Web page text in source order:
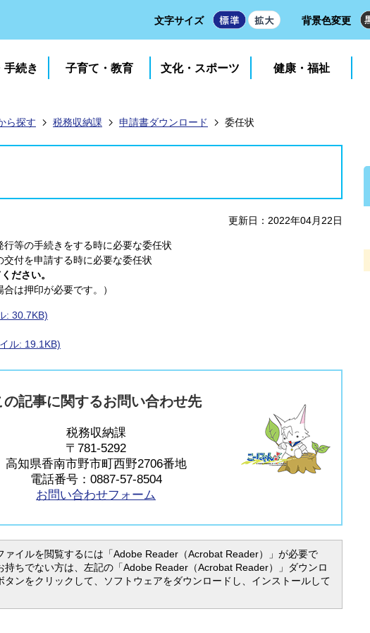
文字サイズ 背景色変更
手続き 子育て・教育 文化・スポーツ 健康・福祉
ら探す 税務収納課 申請書ダウンロード 委任状
更新日：2022年04月22日
等の手続きをする時に必要な委任状
付を申請する時に必要な委任状
ださい。
は押印が必要です。）
: 30.7KB)
ル: 19.1KB)
の記事に関するお問い合わせ先
税務収納課
〒781-5292
高知県香南市野市町西野2706番地
電話番号：0887-57-8504
お問い合わせフォーム
ァイルを閲覧するには「Adobe Reader（Acrobat Reader）」が必要で
持ちでない方は、左記の「Adobe Reader（Acrobat Reader）」ダウンロ
タンをクリックして、ソフトウェアをダウンロードし、インストールして